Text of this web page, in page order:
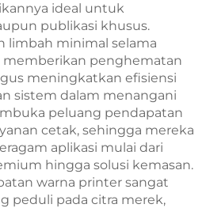
ideal untuk
publikasi khusus.
limbah minimal selama
memberikan penghematan
meningkatkan efisiensi
sistem dalam menangani
peluang pendapatan
cetak, sehingga mereka
aplikasi mulai dari
hingga solusi kemasan.
warna printer sangat
peduli pada citra merek,